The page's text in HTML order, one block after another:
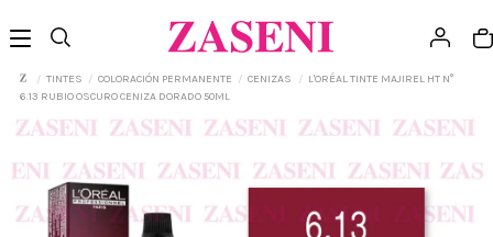
TINTES COLORACIÓN PERMANENTE CENIZAS
L'ORÉAL TINTE MAJIREL HT N°
6.13 RUBIO OSCURO CENIZA DORADO 50ML